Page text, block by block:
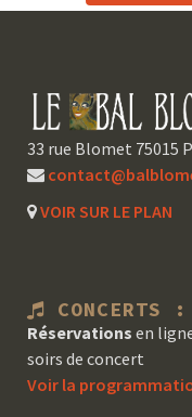
33 rue Blomet 75015
VOIR SUR LE PLAN
CONCERTS :
Réservations en
soirs de concert
Voir la